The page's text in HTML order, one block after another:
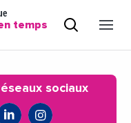
temps
sociaux